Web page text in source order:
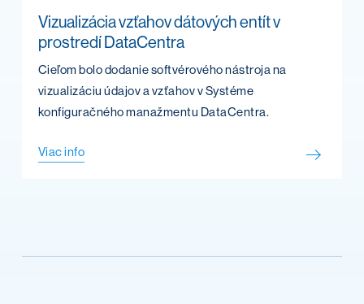
Vizualizácia vzťahov dátových entít v
prostredí DataCentra
Cieľom bolo dodanie softvérového nástroja na
vizualizáciu údajov a vzťahov v Systéme
konfiguračného manažmentu DataCentra.
Viac info